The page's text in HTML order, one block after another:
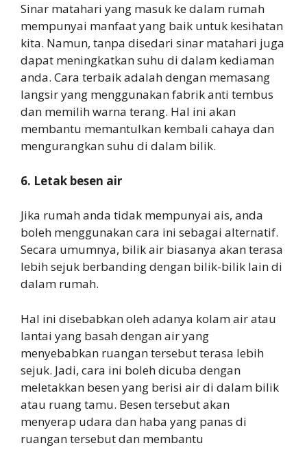
Sinar matahari yang masuk ke dalam rumah
mempunyai manfaat yang baik untuk kesihatan
kita. Namun, tanpa disedari sinar matahari juga
dapat meningkatkan suhu di dalam kediaman
anda. Cara terbaik adalah dengan memasang
langsir yang menggunakan fabrik anti tembus
dan memilih warna terang. Hal ini akan
membantu memantulkan kembali cahaya dan
mengurangkan suhu di dalam bilik.
6. Letak besen air
Jika rumah anda tidak mempunyai ais, anda
boleh menggunakan cara ini sebagai alternatif.
Secara umumnya, bilik air biasanya akan terasa
lebih sejuk berbanding dengan bilik-bilik lain di
dalam rumah.
Hal ini disebabkan oleh adanya kolam air atau
lantai yang basah dengan air yang
menyebabkan ruangan tersebut terasa lebih
sejuk. Jadi, cara ini boleh dicuba dengan
meletakkan besen yang berisi air di dalam bilik
atau ruang tamu. Besen tersebut akan
menyerap udara dan haba yang panas di
ruangan tersebut dan membantu